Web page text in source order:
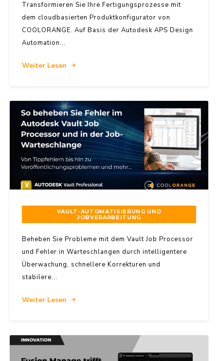
Transformieren Sie Ihre Fertigungsprozesse mit
dem cloudbasierten Produktkonfigurator von
COOLORANGE. Auf Basis der Autodesk APS Design
Automation...
Weiter Lesen
VAULT-AUTOMATISIERUNG UND
JOBVERARBEITUNG
Beheben Sie Probleme mit dem Vault Job Processor
und Fehler in Warteschlangen durch intelligentere
Überwachung, schnellere Korrekturen und
stabilere...
Weiter Lesen